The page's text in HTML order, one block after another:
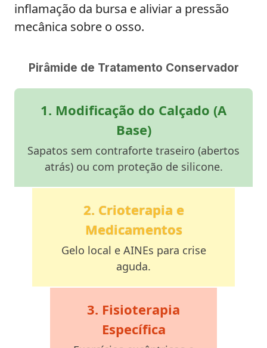
inflamação da bursa e aliviar a pressão
mecânica sobre o osso.
Pirâmide de Tratamento Conservador
1. Modificação do Calçado (A
Base)
Sapatos sem contraforte traseiro (abertos
atrás) ou com proteção de silicone.
2. Crioterapia e
Medicamentos
Gelo local e AINEs para crise
aguda.
3. Fisioterapia
Específica